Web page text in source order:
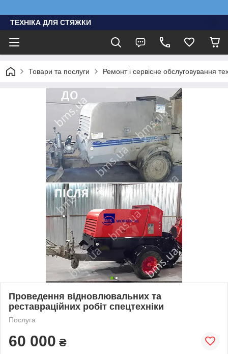
ТЕХНІКА ДЛЯ СТЯЖКИ
Товари та послуги Ремонт і сервісне обслуговування
Проведення відновлювальних та
реставраційних робіт спецтехніки
Послуга
60 000 ₴